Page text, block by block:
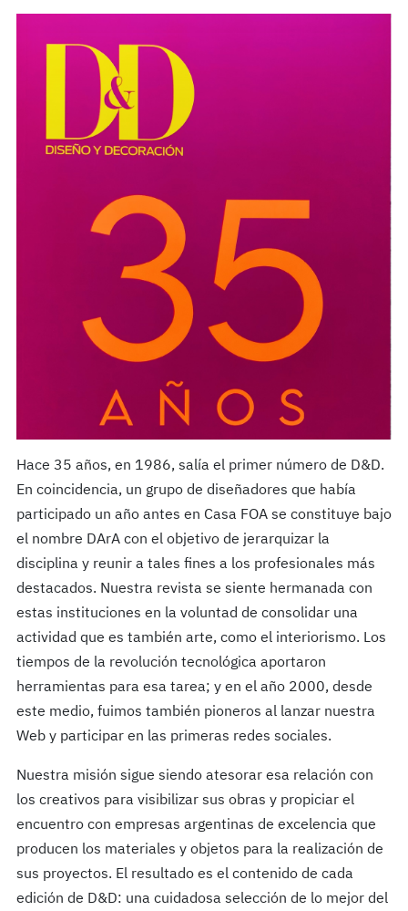
Hace 35 años, en 1986, salía el primer número de D&D.
En coincidencia, un grupo de diseñadores que había
participado un año antes en Casa FOA se constituye bajo
el nombre DArA con el objetivo de jerarquizar la
disciplina y reunir a tales fines a los profesionales más
destacados. Nuestra revista se siente hermanada con
estas instituciones en la voluntad de consolidar una
actividad que es también arte, como el interiorismo. Los
tiempos de la revolución tecnológica aportaron
herramientas para esa tarea; y en el año 2000, desde
este medio, fuimos también pioneros al lanzar nuestra
Web y participar en las primeras redes sociales.
Nuestra misión sigue siendo atesorar esa relación con
los creativos para visibilizar sus obras y propiciar el
encuentro con empresas argentinas de excelencia que
producen los materiales y objetos para la realización de
sus proyectos. El resultado es el contenido de cada
edición de D&D: una cuidadosa selección de lo mejor del